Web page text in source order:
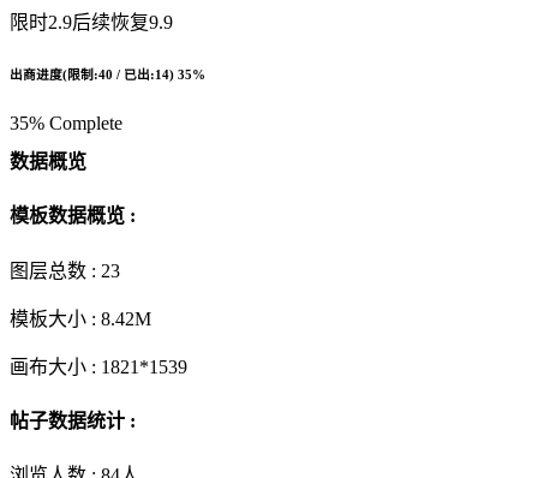
限时2.9后续恢复9.9
出商进度(限制:40 / 已出:14) 35%
35% Complete
数据概览
模板数据概览 :
图层总数 : 23
模板大小 : 8.42M
画布大小 : 1821*1539
帖子数据统计 :